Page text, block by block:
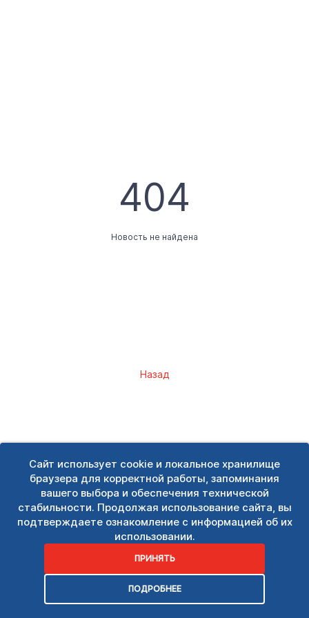
Сайт использует cookie и локальное хранилище
браузера для корректной работы, запоминания
вашего выбора и обеспечения технической
стабильности. Продолжая использование сайта, вы
подтверждаете ознакомление с информацией об их
использовании.
ПРИНЯТЬ
ПОДРОБНЕЕ
404
Новость не найдена
Назад